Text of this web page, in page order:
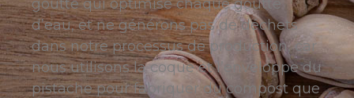
goutte qui optimise chaque goutte
d’eau, et ne générons pas de déchets
dans notre processus de production, car
nous utilisons la coque et l’enveloppe du
pistache pour fabriquer du compost que